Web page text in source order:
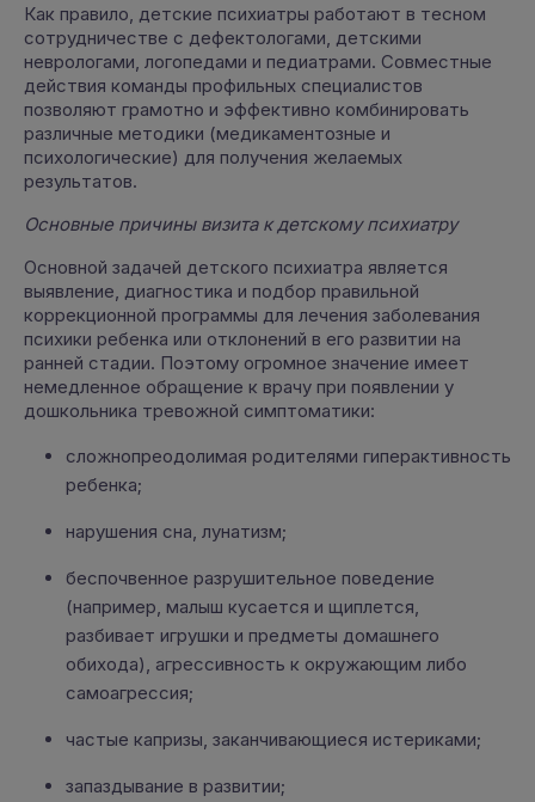
Как правило, детские психиатры работают в тесном
сотрудничестве с дефектологами, детскими
неврологами, логопедами и педиатрами. Совместные
действия команды профильных специалистов
позволяют грамотно и эффективно комбинировать
различные методики (медикаментозные и
психологические) для получения желаемых
результатов.
Основные причины визита к детскому психиатру
Основной задачей детского психиатра является
выявление, диагностика и подбор правильной
коррекционной программы для лечения заболевания
психики ребенка или отклонений в его развитии на
ранней стадии. Поэтому огромное значение имеет
немедленное обращение к врачу при появлении у
дошкольника тревожной симптоматики:
сложнопреодолимая родителями гиперактивность
ребенка;
нарушения сна, лунатизм;
беспочвенное разрушительное поведение
(например, малыш кусается и щиплется,
разбивает игрушки и предметы домашнего
обихода), агрессивность к окружающим либо
самоагрессия;
частые капризы, заканчивающиеся истериками;
запаздывание в развитии;